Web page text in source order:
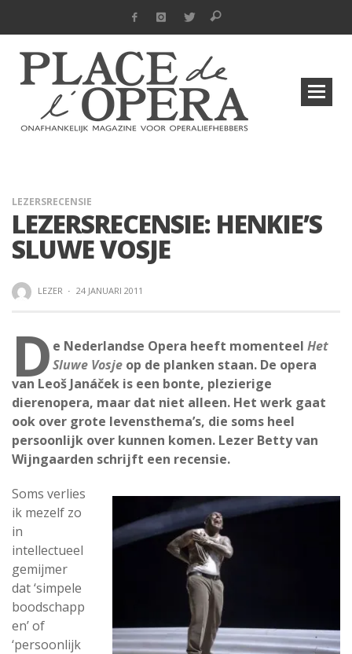
LEZERSRECENSIE
LEZERSRECENSIE: HENKIE’S
SLUWE VOSJE
LEZER · 24 JANUARI 2011
D e Nederlandse Opera heeft momenteel Het
Sluwe Vosje op de planken staan. De opera
van Leoš Janáček is een bonte, plezierige
dierenopera, maar dat niet alleen. Het werk gaat
ook over grote levensthema’s, die soms heel
persoonlijk over kunnen komen. Lezer Betty van
Wijngaarden schrijft een recensie.
Soms verlies
ik mezelf zo
in
intellectueel
gemijmer
dat ‘simpele
boodschapp
en’ of
‘persoonlijk